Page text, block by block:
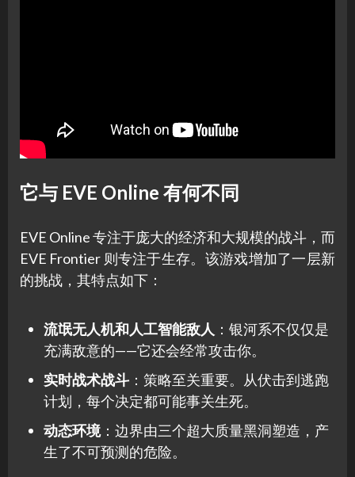
它与 EVE Online 有何不同
EVE Online 专注于庞大的经济和大规模的战斗，而
EVE Frontier 则专注于生存。该游戏增加了一层新
的挑战，其特点如下：
流氓无人机和人工智能敌人 ：银河系不仅仅是
充满敌意的——它还会经常攻击你。
实时战术战斗 ：策略至关重要。从伏击到逃跑
计划，每个决定都可能事关生死。
动态环境：边界由三个超大质量黑洞塑造，产
生了不可预测的危险。